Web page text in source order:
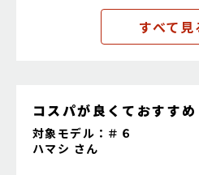
すべて見
コスパが良くておすすめ
対象モデル：＃６
ハマシ さん